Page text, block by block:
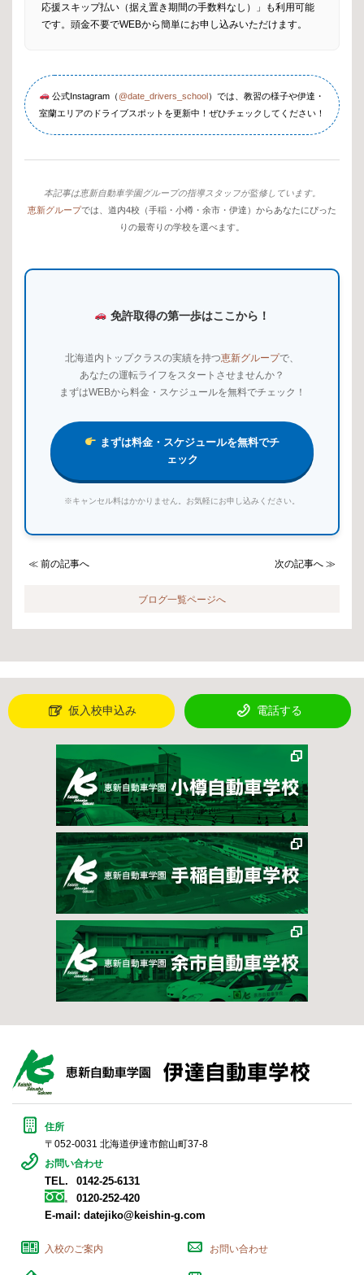
応援スキップ払い（据え置き期間の手数料なし）」も利用可能
です。頭金不要でWEBから簡単にお申し込みいただけます。
公式Instagram（@date_drivers_school）では、教習の様子や伊達・
室蘭エリアのドライブスポットを更新中！ぜひチェックしてください！
本記事は恵新自動車学園グループの指導スタッフが監修しています。
恵新グループでは、道内4校（手稲・小樽・余市・伊達）からあなたにぴった
りの最寄りの学校を選べます。
免許取得の第一歩はここから！
北海道内トップクラスの実績を持つ恵新グループで、
あなたの運転ライフをスタートさせませんか？
まずはWEBから料金・スケジュールを無料でチェック！
まずは料金・スケジュールを無料でチ
ェック
※キャンセル料はかかりません。お気軽にお申し込みください。
≪ 前の記事へ 次の記事へ ≫
ブログ一覧ページへ
仮入校申込み 電話する
住所
〒052-0031 北海道伊達市館山町37-8
お問い合わせ
TEL.
0142-25-6131
0120-252-420
E-mail: datejiko@keishin-g.com
入校のご案内 お問い合わせ